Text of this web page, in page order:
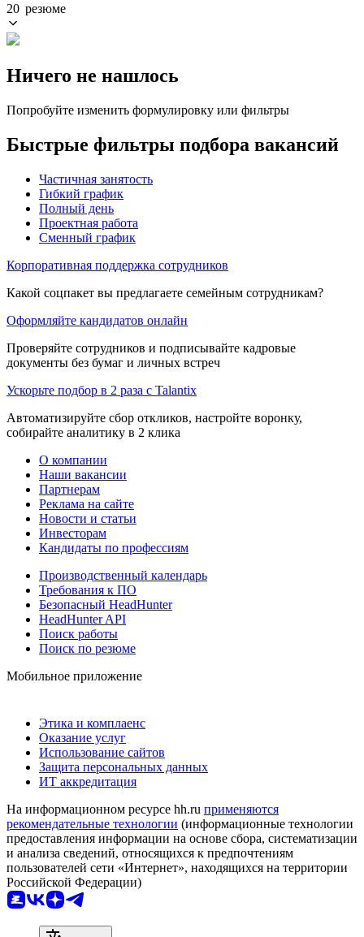
20 резюме
Ничего не нашлось
Попробуйте изменить формулировку или фильтры
Быстрые фильтры подбора вакансий
Частичная занятость
Гибкий график
Полный день
Проектная работа
Сменный график
Корпоративная поддержка сотрудников
Какой соцпакет вы предлагаете семейным сотрудникам?
Оформляйте кандидатов онлайн
Проверяйте сотрудников и подписывайте кадровые
документы без бумаг и личных встреч
Ускорьте подбор в 2 раза с Talantix
Автоматизируйте сбор откликов, настройте воронку,
собирайте аналитику в 2 клика
О компании
Наши вакансии
Партнерам
Реклама на сайте
Новости и статьи
Инвесторам
Кандидаты по профессиям
Производственный календарь
Требования к ПО
Безопасный HeadHunter
HeadHunter API
Поиск работы
Поиск по резюме
Мобильное приложение
Этика и комплаенс
Оказание услуг
Использование сайтов
Защита персональных данных
ИТ аккредитация
На информационном ресурсе hh.ru применяются
рекомендательные технологии (информационные технологии
предоставления информации на основе сбора, систематизации
и анализа сведений, относящихся к предпочтениям
пользователей сети «Интернет», находящихся на территории
Российской Федерации)